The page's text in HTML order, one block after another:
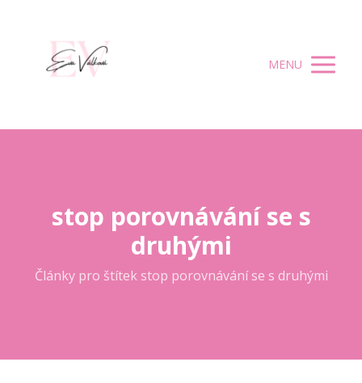
MENU
stop porovnávání se s
druhými
Články pro štítek stop porovnávání se s druhými